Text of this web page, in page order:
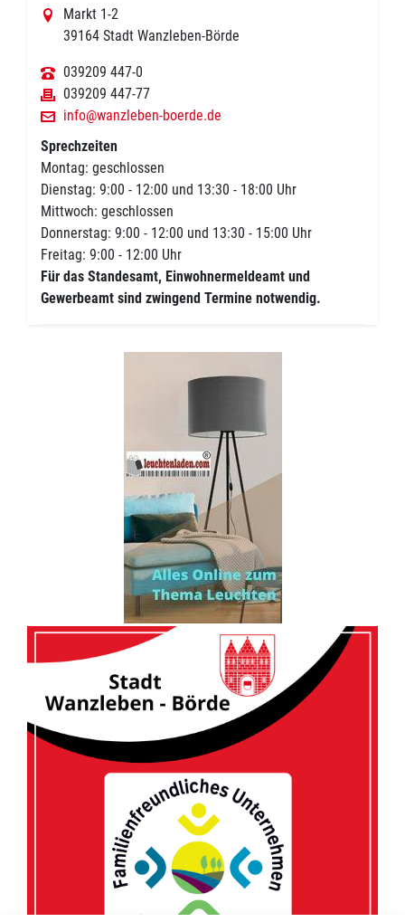
Markt 1-2
39164 Stadt Wanzleben-Börde
039209 447-0
039209 447-77
info@wanzleben-boerde.de
Sprechzeiten
Montag: geschlossen
Dienstag: 9:00 - 12:00 und 13:30 - 18:00 Uhr
Mittwoch: geschlossen
Donnerstag: 9:00 - 12:00 und 13:30 - 15:00 Uhr
Freitag: 9:00 - 12:00 Uhr
Für das Standesamt, Einwohnermeldeamt und
Gewerbeamt sind zwingend Termine notwendig.